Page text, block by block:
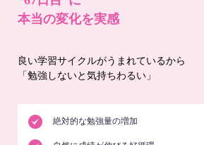
本当の変化を実感
良い学習サイクルがうまれているから
「勉強しないと気持ちわるい」
絶対的な勉強量の増加